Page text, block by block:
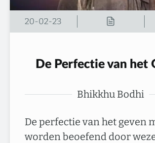
20-02-23
De Perfectie van het
Bhikkhu Bodhi
De perfectie van het geven
worden beoefend door